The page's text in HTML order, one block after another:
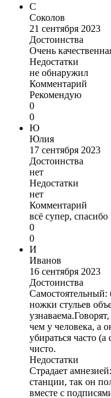
С
Соколов
21 сентября 2023
Достоинства
Очень
Недостатки
не обнаружил
Комментарий
Рекомендую
0
0
Ю
Юлия
17 сентября 2023
Достоинства
нет
Недостатки
нет
Комментарий
всё супер, спасибо
0
0
И
Иванов
16 сентября 2023
Достоинства
Самостоятельный:
ножки стульев
чем у человека, а
убираться часто
чисто.
Недостатки
Страдает
станции, так он
вместе с